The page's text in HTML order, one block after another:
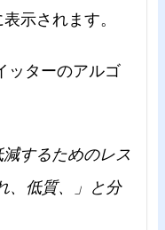
示されます。
ッターのアルゴ
減するためのレス
、低質、」と分